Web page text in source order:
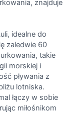
znajduje
idealne do
zaledwie 60
takie
morskiej i
pływania z
lotniska.
łączy w sobie
miłośnikom